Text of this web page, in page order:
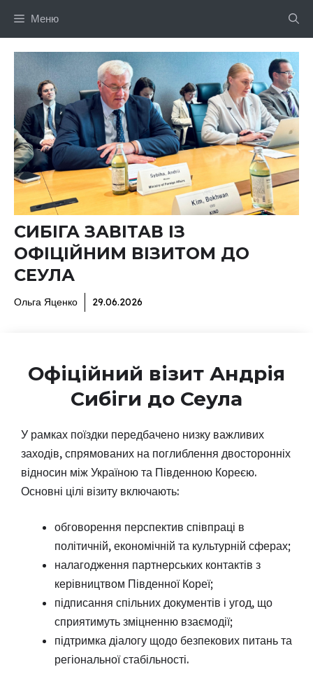
Меню
СИБІГА ЗАВІТАВ ІЗ
ОФІЦІЙНИМ ВІЗИТОМ ДО
СЕУЛА
Ольга Яценко 29.06.2026
Офіційний візит Андрія
Сибіги до Сеула
У рамках поїздки передбачено низку важливих
заходів, спрямованих на поглиблення двосторонніх
відносин між Україною та Південною Кореєю.
Основні цілі візиту включають:
обговорення перспектив співпраці в
політичній, економічній та культурній сферах;
налагодження партнерських контактів з
керівництвом Південної Кореї;
підписання спільних документів і угод, що
сприятимуть зміцненню взаємодії;
підтримка діалогу щодо безпекових питань та
регіональної стабільності.